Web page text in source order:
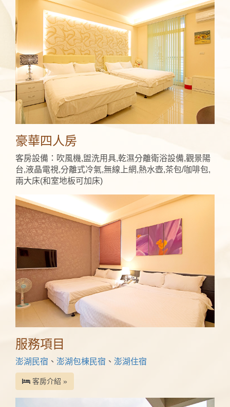
豪華四人房
客房設備：吹風機,盥洗用具,乾濕分離衛浴設備,觀景陽
台,液晶電視,分離式冷氣,無線上網,熱水壺,茶包/咖啡包,
兩大床(和室地板可加床)
服務項目
澎湖民宿 、 澎湖包棟民宿 、 澎湖住宿
客房介紹 »